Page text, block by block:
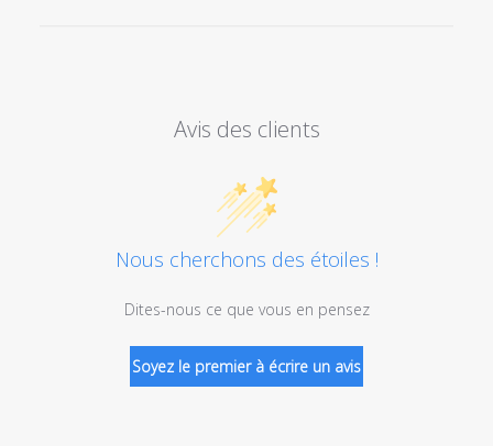
Avis des clients
Nous cherchons des étoiles !
Dites-nous ce que vous en pensez
Soyez le premier à écrire un avis